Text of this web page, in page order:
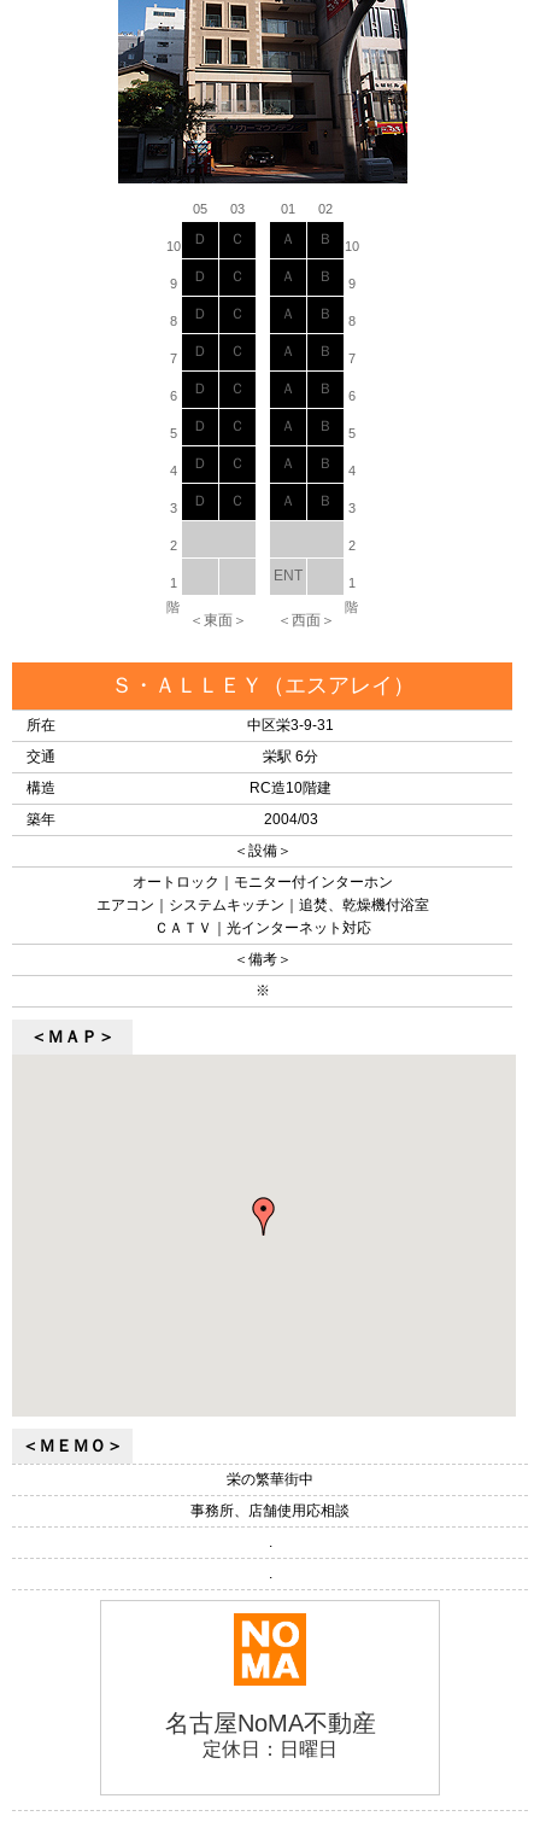
05 03 01 02
10 Ｄ Ｃ Ａ Ｂ 10
9 Ｄ Ｃ Ａ Ｂ 9
8 Ｄ Ｃ Ａ Ｂ 8
7 Ｄ Ｃ Ａ Ｂ 7
6 Ｄ Ｃ Ａ Ｂ 6
5 Ｄ Ｃ Ａ Ｂ 5
4 Ｄ Ｃ Ａ Ｂ 4
3 Ｄ Ｃ Ａ Ｂ 3
2 2
1 ENT
1
階
＜東面＞ ＜西面＞
階
Ｓ・ＡＬＬＥＹ（エスアレイ）
所在
中区栄3-9-31
交通
栄駅 6分
構造
RC造10階建
築年
2004/03
＜設備＞
オートロック｜モニター付インターホン
エアコン｜システムキッチン｜追焚、乾燥機付浴室
ＣＡＴＶ｜光インターネット対応
＜備考＞
※
＜ＭＡＰ＞
＜ＭＥＭＯ＞
栄の繁華街中
事務所、店舗使用応相談
.
.